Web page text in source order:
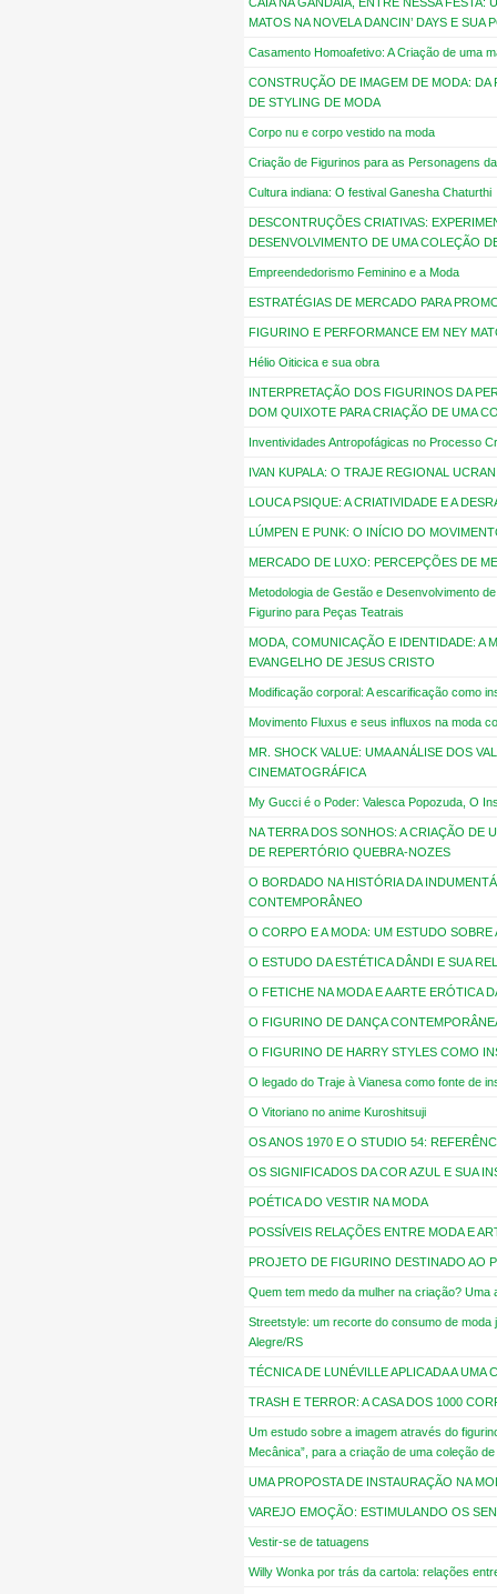
MATOS NA NOVELA DANCIN’ DAYS E
Casamento Homoafetivo: A Criação de uma
CONSTRUÇÃO DE IMAGEM DE MODA: DA
DE STYLING DE MODA
Corpo nu e corpo vestido na moda
Criação de Figurinos para as Personagens
Cultura indiana: O festival Ganesha Chaturthi
DESCONTRUÇÕES CRIATIVAS:
DESENVOLVIMENTO DE UMA COLEÇÃO
Empreendedorismo Feminino e a Moda
ESTRATÉGIAS DE MERCADO PARA
FIGURINO E PERFORMANCE EM NEY
Hélio Oiticica e sua obra
INTERPRETAÇÃO DOS FIGURINOS DA
DOM QUIXOTE PARA CRIAÇÃO DE UMA
Inventividades Antropofágicas no Processo
IVAN KUPALA: O TRAJE REGIONAL
LOUCA PSIQUE: A CRIATIVIDADE E A
LÚMPEN E PUNK: O INÍCIO DO
MERCADO DE LUXO: PERCEPÇÕES DE
Metodologia de Gestão e Desenvolvimento
Figurino para Peças Teatrais
MODA, COMUNICAÇÃO E IDENTIDADE: A
EVANGELHO DE JESUS CRISTO
Modificação corporal: A escarificação como
Movimento Fluxus e seus influxos na moda
MR. SHOCK VALUE: UMA ANÁLISE DOS
CINEMATOGRÁFICA
My Gucci é o Poder: Valesca Popozuda, O
NA TERRA DOS SONHOS: A CRIAÇÃO DE
DE REPERTÓRIO QUEBRA-NOZES
O BORDADO NA HISTÓRIA DA
CONTEMPORÂNEO
O CORPO E A MODA: UM ESTUDO
O ESTUDO DA ESTÉTICA DÂNDI E SUA
O FETICHE NA MODA E A ARTE ERÓTICA
O FIGURINO DE DANÇA
O FIGURINO DE HARRY STYLES COMO
O legado do Traje à Vianesa como fonte de
O Vitoriano no anime Kuroshitsuji
OS ANOS 1970 E O STUDIO 54:
OS SIGNIFICADOS DA COR AZUL E SUA
POÉTICA DO VESTIR NA MODA
POSSÍVEIS RELAÇÕES ENTRE MODA E
PROJETO DE FIGURINO DESTINADO AO
Quem tem medo da mulher na criação?
Streetstyle: um recorte do consumo de moda
Alegre/RS
TÉCNICA DE LUNÉVILLE APLICADA A UMA
TRASH E TERROR: A CASA DOS 1000
Um estudo sobre a imagem através do
Mecânica”, para a criação de uma coleção
UMA PROPOSTA DE INSTAURAÇÃO NA
VAREJO EMOÇÃO: ESTIMULANDO OS
Vestir-se de tatuagens
Willy Wonka por trás da cartola: relações